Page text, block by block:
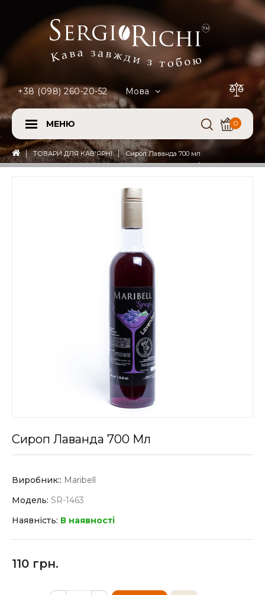
+38 (098) 260-20-52 Мова
0
МЕНЮ
ТОВАРИ ДЛЯ КАВ'ЯРНІ Сироп Лаванда 700 мл
Сироп Лаванда 700 Мл
Виробник:: Maribell
Модель: SR-1463
Наявність: В наявності
110 грн.